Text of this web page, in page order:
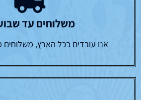
משלוחים עד
אנו עובדים בכל הארץ,